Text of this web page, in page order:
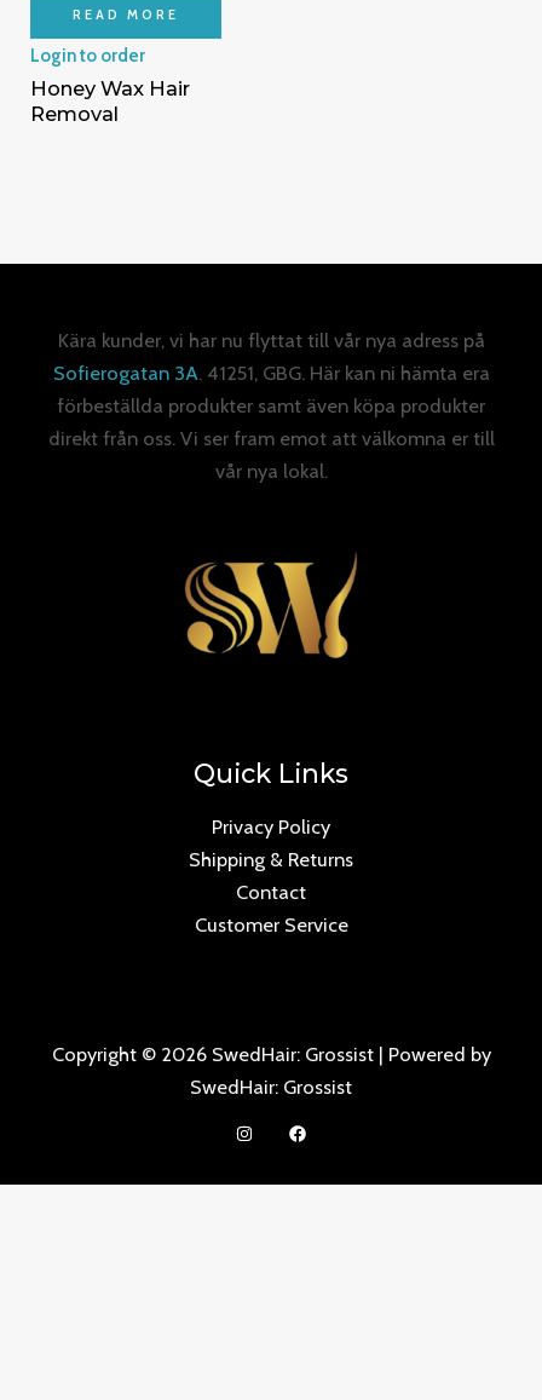
READ MORE
Login to order
Honey Wax Hair
Removal
Kära kunder, vi har nu flyttat till vår nya adress på
Sofierogatan 3A. 41251, GBG. Här kan ni hämta era
förbeställda produkter samt även köpa produkter
direkt från oss. Vi ser fram emot att välkomna er till
vår nya lokal.
Quick Links
Privacy Policy
Shipping & Returns
Contact
Customer Service
Copyright © 2026 SwedHair: Grossist | Powered by
SwedHair: Grossist